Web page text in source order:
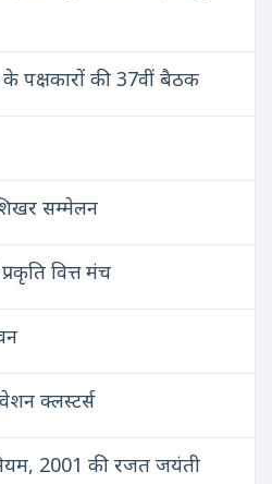
के पक्षकारों की 37वीं बैठक
सम्मेलन
वित्त मंच
क्लस्टर्स
2001 की रजत जयंती